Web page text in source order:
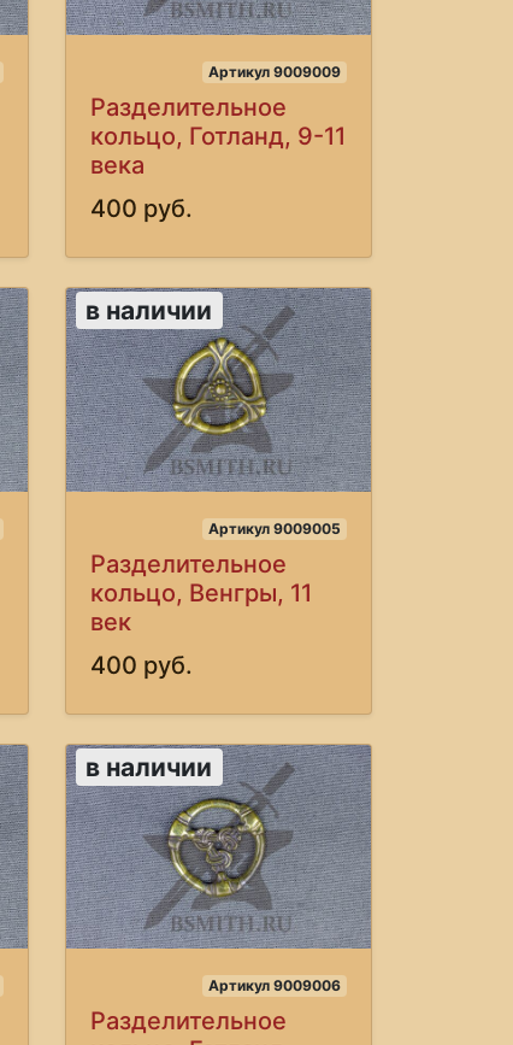
Артикул 9009009
Разделительное
кольцо, Готланд, 9-11
века
400 руб.
в наличии
Артикул 9009005
Разделительное
кольцо, Венгры, 11
век
400 руб.
в наличии
Артикул 9009006
Разделительное